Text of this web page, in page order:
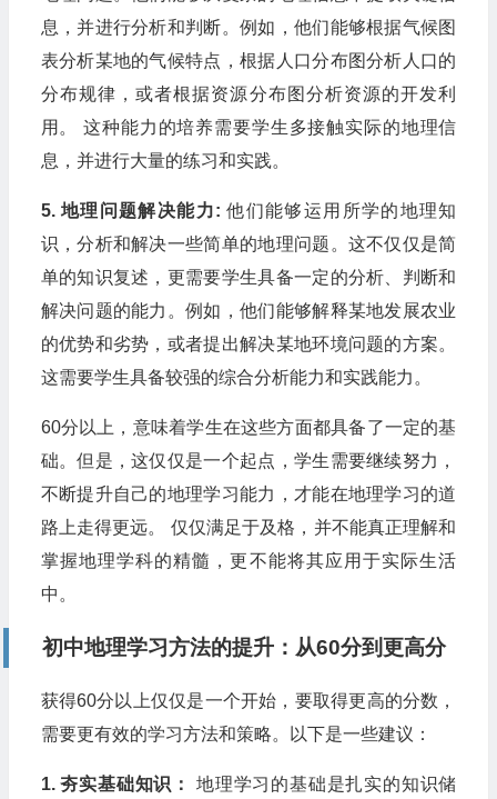
息，并进行分析和判断。例如，他们能够根据气候图
表分析某地的气候特点，根据人口分布图分析人口的
分布规律，或者根据资源分布图分析资源的开发利
用。 这种能力的培养需要学生多接触实际的地理信
息，并进行大量的练习和实践。
5. 地理问题解决能力: 他们能够运用所学的地理知
识，分析和解决一些简单的地理问题。这不仅仅是简
单的知识复述，更需要学生具备一定的分析、判断和
解决问题的能力。例如，他们能够解释某地发展农业
的优势和劣势，或者提出解决某地环境问题的方案。
这需要学生具备较强的综合分析能力和实践能力。
60分以上，意味着学生在这些方面都具备了一定的基
础。但是，这仅仅是一个起点，学生需要继续努力，
不断提升自己的地理学习能力，才能在地理学习的道
路上走得更远。 仅仅满足于及格，并不能真正理解和
掌握地理学科的精髓，更不能将其应用于实际生活
中。
初中地理学习方法的提升：从60分到更高分
获得60分以上仅仅是一个开始，要取得更高的分数，
需要更有效的学习方法和策略。以下是一些建议：
1. 夯实基础知识： 地理学习的基础是扎实的知识储